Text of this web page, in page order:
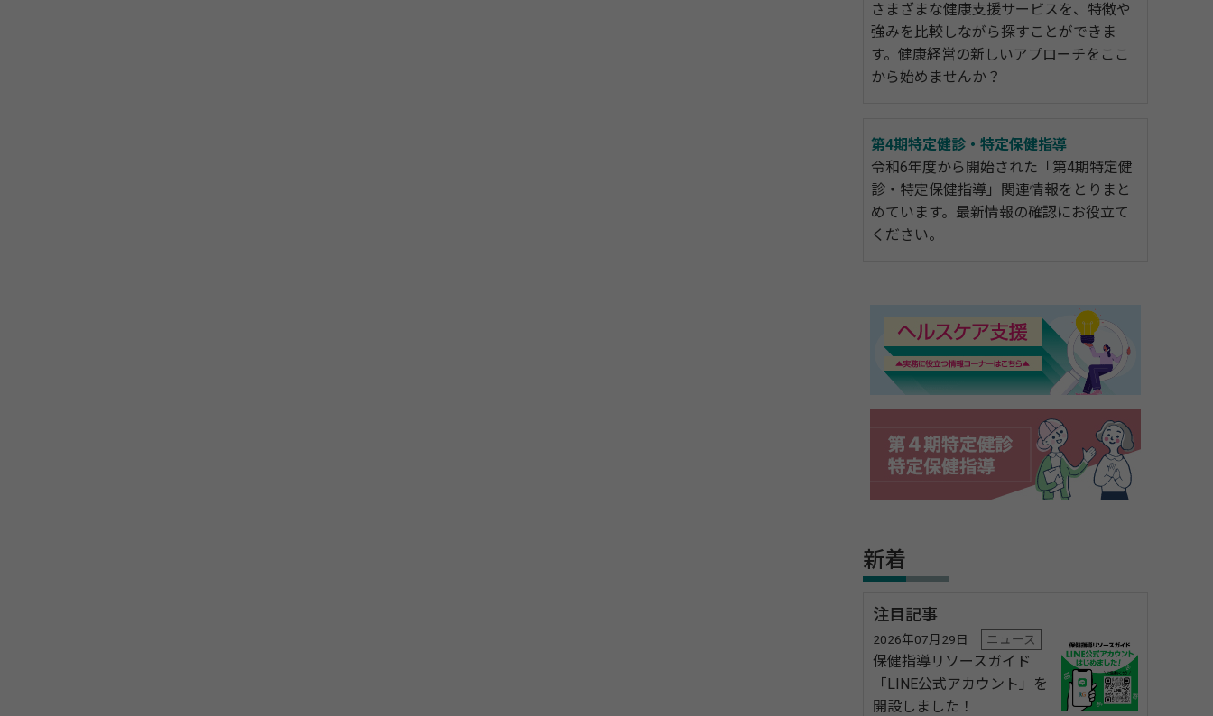
さまざまな健康支援サービスを、特徴や
強みを比較しながら探すことができま
す。健康経営の新しいアプローチをここ
から始めませんか？
第4期特定健診・特定保健指導
令和6年度から開始された「第4期特定健
診・特定保健指導」関連情報をとりまと
めています。最新情報の確認にお役立て
ください。
新着
注目記事
2026年07月29日 ニュース
保健指導リソースガイド
「LINE公式アカウント」を
開設しました！